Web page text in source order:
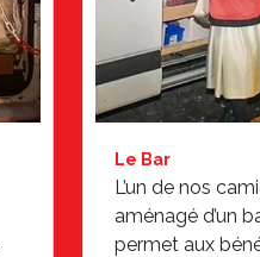
Le Bar
L’un de nos
aménagé d’un
permet aux